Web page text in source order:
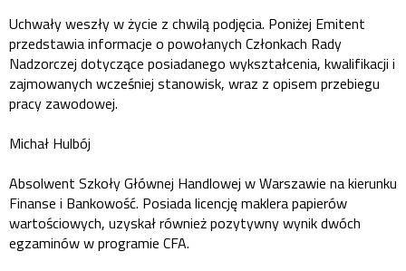
Uchwały weszły w życie z chwilą podjęcia. Poniżej Emitent
przedstawia informacje o powołanych Członkach Rady
Nadzorczej dotyczące posiadanego wykształcenia, kwalifikacji i
zajmowanych wcześniej stanowisk, wraz z opisem przebiegu
pracy zawodowej.
Michał Hulbój
Absolwent Szkoły Głównej Handlowej w Warszawie na kierunku
Finanse i Bankowość. Posiada licencję maklera papierów
wartościowych, uzyskał również pozytywny wynik dwóch
egzaminów w programie CFA.